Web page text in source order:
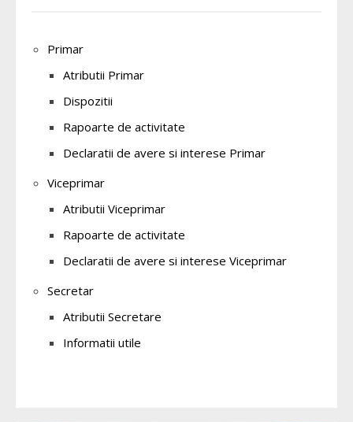
Primar
Atributii Primar
Dispozitii
Rapoarte de activitate
Declaratii de avere si interese Primar
Viceprimar
Atributii Viceprimar
Rapoarte de activitate
Declaratii de avere si interese Viceprimar
Secretar
Atributii Secretare
Informatii utile